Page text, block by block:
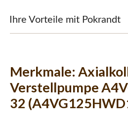
Ihre Vorteile mit Pokrandt
Merkmale:
Verstellpumpe
32